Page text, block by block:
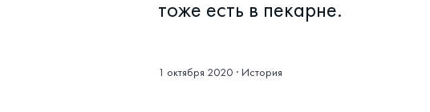
тоже есть в пекарне.
1 октября 2020 · История